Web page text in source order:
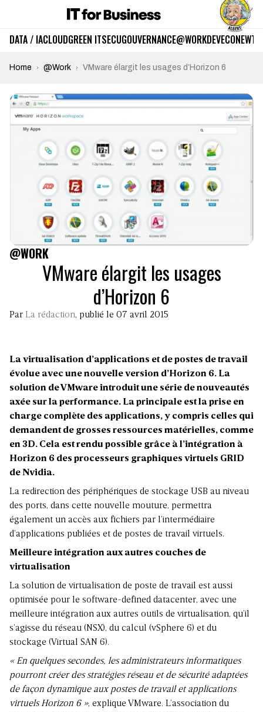
DATA / IACLOUDGREEN ITSECUGOUVERNANCE@WORKDEVECO
Home @Work VMware élargit les usages d’Horizon 6
@WORK
VMware élargit les usages
d’Horizon 6
Par La rédaction, publié le 07 avril 2015
La virtualisation d’applications et de postes de travail
évolue avec une nouvelle version d’Horizon 6. La
solution de VMware introduit une série de nouveautés
axée sur la performance. La principale est la prise en
charge complète des applications, y compris celles qui
demandent de grosses ressources matérielles, comme
en 3D. Cela est rendu possible grâce à l’intégration à
Horizon 6 des processeurs graphiques virtuels GRID
de Nvidia.
La redirection des périphériques de stockage USB au niveau
des ports, dans cette nouvelle mouture, permettra
également un accès aux fichiers par l’intermédiaire
d’applications publiées et de postes de travail virtuels.
Meilleure intégration aux autres couches de
virtualisation
La solution de virtualisation de poste de travail est aussi
optimisée pour le software-defined datacenter, avec une
meilleure intégration aux autres outils de virtualisation, qu’il
s’agisse du réseau (NSX), du calcul (vSphere 6) et du
stockage (Virtual SAN 6).
« En quelques secondes, les administrateurs informatiques
pourront créer des stratégies réseau et de sécurité adaptées
de façon dynamique aux postes de travail et applications
virtuels Horizon 6 », explique VMware. L’association du